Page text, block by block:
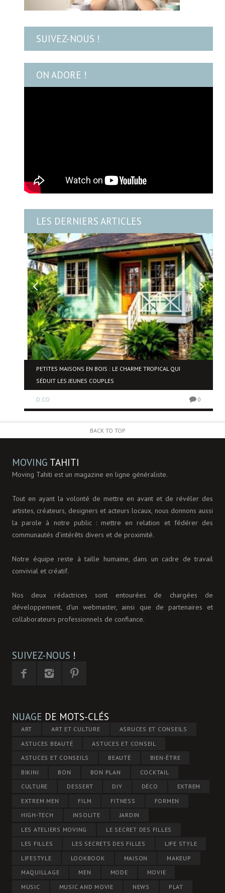
SUIVEZ-NOUS !
ON ADORE !
LES DERNIERS ARTICLES
PETITES MAISONS EN BOIS : LE CHARME TROPICAL QUI
SÉDUIT LES JEUNES COUPLES
D.CO 0
BACK TO TOP
MOVING TAHITI
Moving Tahiti est un magazine en ligne généraliste.
Tout en ayant la volonté de mettre en avant et de révéler des
artistes, créateurs, designers et acteurs locaux, nous donnons aussi
la parole à notre public : mettre en relation et fédérer des
communautés d’intérêts divers et de proximité.
Notre équipe reste à taille humaine, dans un cadre de travail
convivial et créatif.
Nos deux rédactrices sont entourées de chargées de
développement, d'un webmaster, ainsi que de partenaires et
collaborateurs professionnels de confiance.
SUIVEZ-NOUS !
NUAGE DE MOTS-CLÉS
ART ART ET CULTURE
ASRUCES ET CONSEILS
ASTUCES BEAUTÉ
ASTUCES ET CONSEIL
ASTUCES ET CONSEILS
BEAUTÉ
BIEN-ÊTRE
BIKINI
BON BON PLAN
COCKTAIL
CULTURE
DESSERT DIY DÉCO
EXTREM
EXTREM MEN
FILM FITNESS
FORMEN
HIGH-TECH
INSOLITE
JARDIN
LES ATELIERS MOVING
LE SECRET DES FILLES
LES FILLES
LES SECRETS DES FILLES
LIFE STYLE
LIFESTYLE
LOOKBOOK MAISON
MAKEUP
MAQUILLAGE
MEN MODE
MOVIE
MUSIC
MUSIC AND MOVIE NEWS PLAT